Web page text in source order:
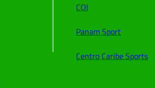
COI
Panam Sport
Centro Caribe Sports